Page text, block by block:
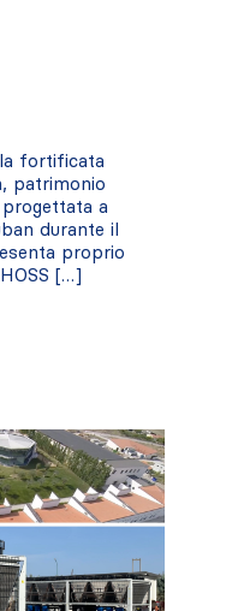
fortificata
patrimonio
progettata a
durante il
proprio
[…]